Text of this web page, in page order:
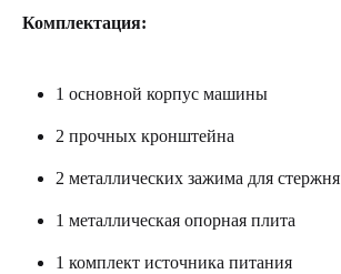
Комплектация:
1 основной корпус машины
2 прочных кронштейна
2 металлических зажима для стержня
1 металлическая опорная плита
1 комплект источника питания